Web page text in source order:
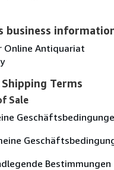
business
Online Antiquariat
Terms
Sale
Bestimmungen